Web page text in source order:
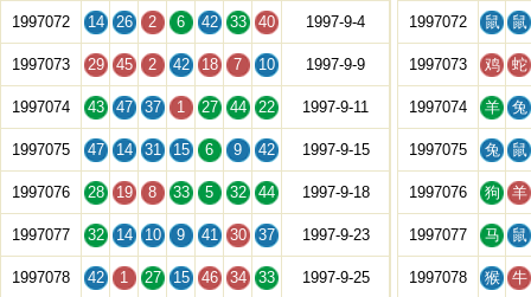
1997072 14 26 2 6 42 33 40 1997-9-4
1997073 29 45 2 42 18 7 10 1997-9-9
1997074 43 47 37 1 27 44 22 1997-9-11
1997075 47 14 31 15 6 9 42 1997-9-15
1997076 28 19 8 33 5 32 44 1997-9-18
1997077 32 14 10 9 41 30 37 1997-9-23
1997078 42 1 27 15 46 34 33 1997-9-25
1997072 鼠 鼠
1997073 鸡 蛇
1997074 羊 兔
1997075 兔 鼠
1997076 狗 羊
1997077 马 鼠
1997078 猴 牛